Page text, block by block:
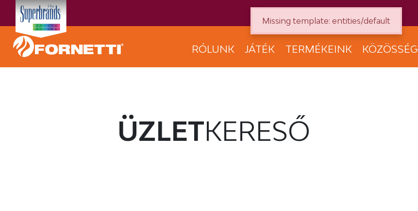
RÓLUNK JÁTÉK TERMÉKEINK KÖZÖSSÉG
ÜZLETKERESŐ
Missing template: entities/default